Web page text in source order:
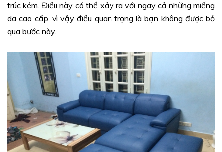
trúc kém. Điều này có thể xảy ra với ngay cả những miếng
da cao cấp, vì vậy điều quan trọng là bạn không được bỏ
qua bước này.